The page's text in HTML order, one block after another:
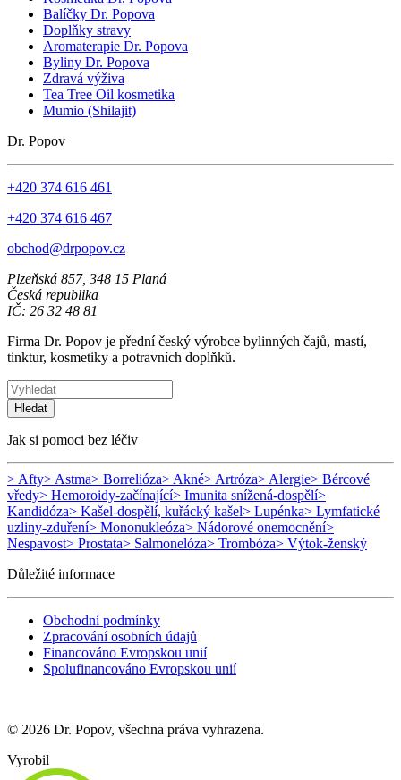
Balíčky Dr. Popova
Doplňky stravy
Aromaterapie Dr. Popova
Byliny Dr. Popova
Zdravá výživa
Tea Tree Oil kosmetika
Mumio (Shilajit)
Dr. Popov
+420 374 616 461
+420 374 616 467
obchod@drpopov.cz
Plzeňská 857, 348 15 Planá
Česká republika
IČ: 26 32 48 81
Firma Dr. Popov je přední český výrobce bylinných čajů, mastí,
tinktur, kosmetiky a potravních doplňků.
Hledat
Jak si pomoci bez léčiv
> Afty> Astma> Borrelióza> Akné> Artróza> Alergie> Bércové
vředy> Hemoroidy-začínající> Imunita snížená-dospělí>
Kandidóza> Kašel-dospělí, kuřácký kašel> Lupénka> Lymfatické
uzliny-zduření> Mononukleóza> Nádorové onemocnění>
Nespavost> Prostata> Salmonelóza> Trombóza> Výtok-ženský
Důležité informace
Obchodní podmínky
Zpracování osobních údajů
Financováno Evropskou unií
Spolufinancováno Evropskou unií
© 2026 Dr. Popov, všechna práva vyhrazena.
Vyrobil